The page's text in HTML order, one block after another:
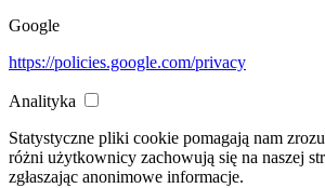
Google
https://policies.google.com/privacy
Analityka
Statystyczne pliki cookie pomagają nam
różni użytkownicy zachowują się na naszej
zgłaszając anonimowe informacje.